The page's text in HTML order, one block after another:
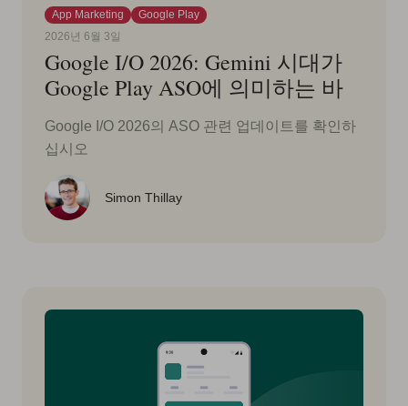
App Marketing
Google Play
2026년 6월 3일
Google I/O 2026: Gemini 시대가
Google Play ASO에 의미하는 바
Google I/O 2026의 ASO 관련 업데이트를 확인하
십시오
Simon Thillay